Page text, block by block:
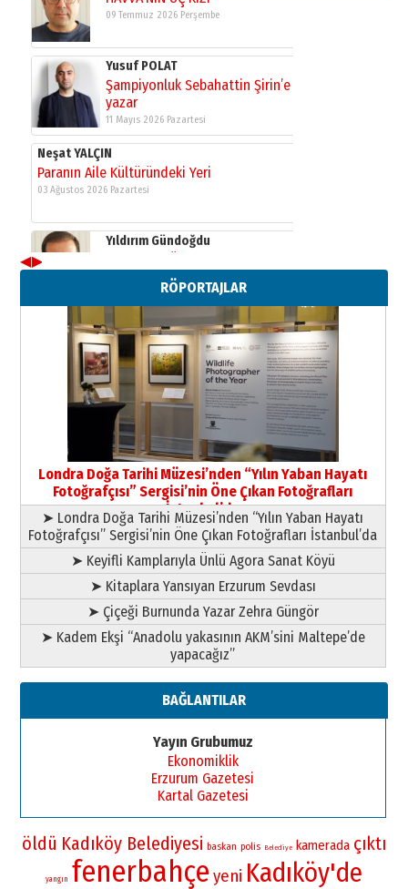
Neşat YALÇIN
Paranın Aile Kültüründeki Yeri
03 Ağustos 2026 Pazartesi
Yıldırım Gündoğdu
HAVVA’NIN ÜÇ KIZI
Yusuf POLAT
yazar
11 Mayıs 2026 Pazartesi
Neşat YALÇIN
Paranın Aile Kültüründeki Yeri
03 Ağustos 2026 Pazartesi
Yıldırım Gündoğdu
HAVVA’NIN ÜÇ KIZI
09 Temmuz 2026 Perşembe
Yusuf POLAT
Şampiyonluk Sebahattin Şirin’e
yazar
11 Mayıs 2026 Pazartesi
◀▶
RÖPORTAJLAR
Londra Doğa Tarihi Müzesi’nden “Yılın Yaban Hayatı
Fotoğrafçısı” Sergisi’nin Öne Çıkan Fotoğrafları
İstanbul’da
➤ Londra Doğa Tarihi Müzesi’nden “Yılın Yaban Hayatı
Fotoğrafçısı” Sergisi’nin Öne Çıkan Fotoğrafları İstanbul’da
➤ Keyifli Kamplarıyla Ünlü Agora Sanat Köyü
➤ Kitaplara Yansıyan Erzurum Sevdası
➤ Çiçeği Burnunda Yazar Zehra Güngör
➤ Kadem Ekşi “Anadolu yakasının AKM’sini Maltepe’de
yapacağız”
BAĞLANTILAR
Yayın Grubumuz
Ekonomiklik
Erzurum Gazetesi
Kartal Gazetesi
öldü Kadıköy Belediyesi baskan polis Belediye kamerada çıktı
yangın fenerbahçe yeni Kadıköy'de